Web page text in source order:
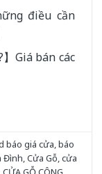
điều cần
Giá bán các
báo giá cửa,báo
Đình,Cửa Gỗ,cửa